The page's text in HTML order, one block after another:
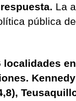
La
pública